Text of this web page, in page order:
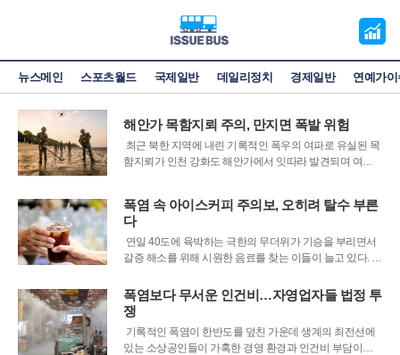
오
늘
의
증
뉴스메인 스포츠월드 국제일반 데일리정치 경제일반 연예가이
해안가 목함지뢰 주의, 만지면 폭발 위험
최근 북한 지역에 내린 기록적인 폭우의 여파로 유실된 목
함지뢰가 인천 강화도 해안가에서 잇따라 발견되며 여름
에서 수거된 목함지뢰는 총 12개에 달하는 것으로 집계됐
다. 발견된 물체 중에는 단순한 빈
폭염 속 아이스커피 주의보, 오히려 탈수 부른
다
연일 40도에 육박하는 극한의 무더위가 기승을 부리면서
갈증 해소를 위해 시원한 음료를 찾는 이들이 늘고 있다. 하
량이 높은 아이스커피는 오히려 건강을 해치는 독이 될 수
있어 주의가 필요하다. 식품영양학 전문가들에 따르면 알
코올과 카페인은 체내에서 강한
폭염보다 무서운 인건비…자영업자들 법정 투
쟁
기록적인 폭염이 한반도를 덮친 가운데 생계의 최전선에
있는 소상공인들이 가혹한 경영 환경과 인건비 부담이라